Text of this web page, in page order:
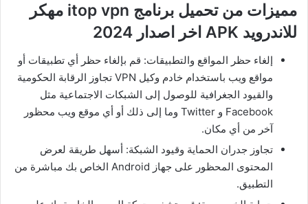
مميزات من تحميل برنامج itop vpn مهكر
للاندرويد APK اخر اصدار 2024
إلغاء حظر المواقع والتطبيقات: قم بإلغاء حظر أي تطبيقات أو
مواقع ويب باستخدام خادم وكيل VPN تجاوز الرقابة الحكومية
والقيود الجغرافية للوصول إلى الشبكات الاجتماعية مثل
Facebook و Twitter وما إلى ذلك أو أي موقع ويب محظور
آخر من أي مكان.
تجاوز جدران الحماية وقيود الشبكة: أسهل طريقة لعرض
المحتوى المحظور على جهاز Android الخاص بك مباشرة من
التطبيق.